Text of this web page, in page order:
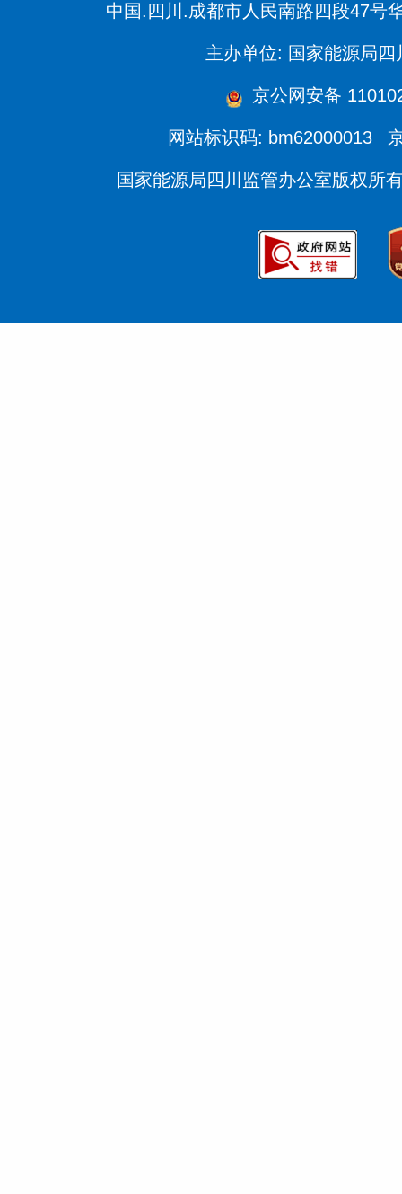
中国.四川.成都市人民南路四段47号
主办单位: 国家能源局四
京公网安备
网站标识码: bm62000013
国家能源局四川监管办公室版权所